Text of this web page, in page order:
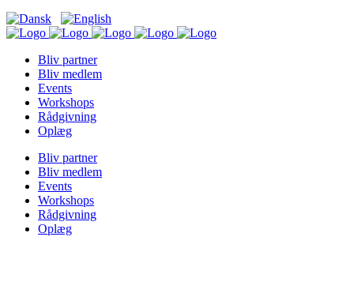
Bliv partner
Bliv medlem
Events
Workshops
Rådgivning
Oplæg
Bliv partner
Bliv medlem
Events
Workshops
Rådgivning
Oplæg